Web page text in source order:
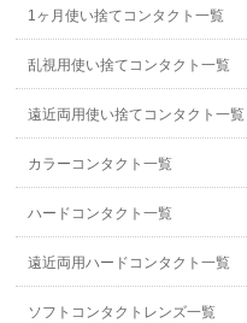
1ヶ月使い捨てコンタクト一覧
乱視用使い捨てコンタクト一覧
遠近両用使い捨てコンタクト一覧
カラーコンタクト一覧
ハードコンタクト一覧
遠近両用ハードコンタクト一覧
ソフトコンタクトレンズ一覧